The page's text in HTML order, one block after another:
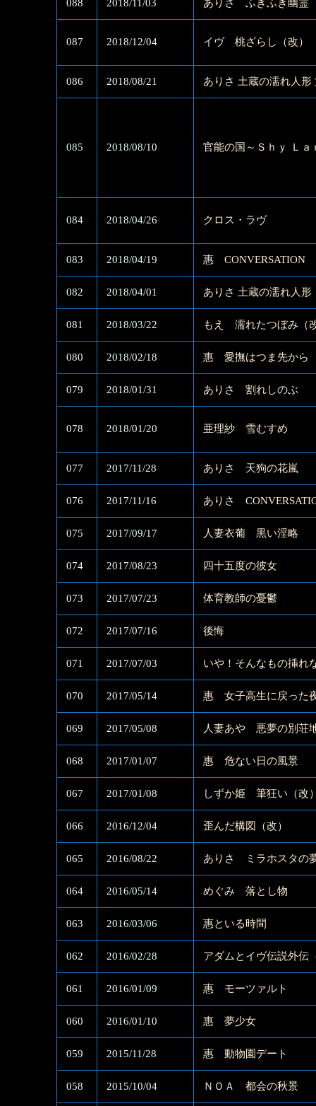
088 2018/11/03 ありさ ふきふき幽霊
087 2018/12/04 イヴ 桃ざらし（改）
086 2018/08/21 ありさ 土蔵の濡れ人形
085 2018/08/10 官能の国～Ｓｈｙ Ｌａ
084 2018/04/26 クロス・ラヴ
083 2018/04/19 惠 CONVERSATION
082 2018/04/01 ありさ 土蔵の濡れ人形
081 2018/03/22 もえ 濡れたつぼみ（
080 2018/02/18 惠 愛撫はつま先から
079 2018/01/31 ありさ 割れしのぶ
078 2018/01/20 亜理紗 雪むすめ
077 2017/11/28 ありさ 天狗の花嵐
076 2017/11/16 ありさ
075 2017/09/17 人妻衣葡 黒い淫略
074 2017/08/23 四十五度の彼女
073 2017/07/23 体育教師の憂鬱
072 2017/07/16 後悔
071 2017/07/03 いや！そんなもの挿れ
070 2017/05/14 惠 女子高生に戻った
069 2017/05/08 人妻あや 悪夢の別荘
068 2017/01/07 惠 危ない日の風景
067 2017/01/08 しずか姫 筆狂い（改
066 2016/12/04 歪んだ構図（改）
065 2016/08/22 ありさ ミラホスタの
064 2016/05/14 めぐみ 落とし物
063 2016/03/06 惠といる時間
062 2016/02/28 アダムとイヴ伝説外伝
061 2016/01/09 惠 モーツァルト
060 2016/01/10 惠 夢少女
059 2015/11/28 惠 動物園デート
058 2015/10/04 ＮＯＡ 都会の秋景